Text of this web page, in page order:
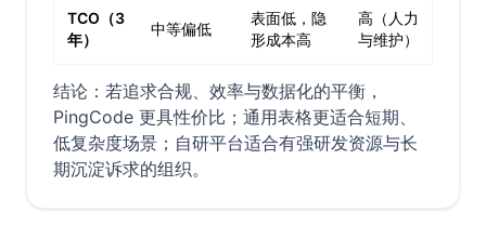
TCO（3
年）
中等偏低
表面低，隐
形成本高
高（人力
与维护）
结论：若追求合规、效率与数据化的平衡，
PingCode 更具性价比；通用表格更适合短期、
低复杂度场景；自研平台适合有强研发资源与长
期沉淀诉求的组织。